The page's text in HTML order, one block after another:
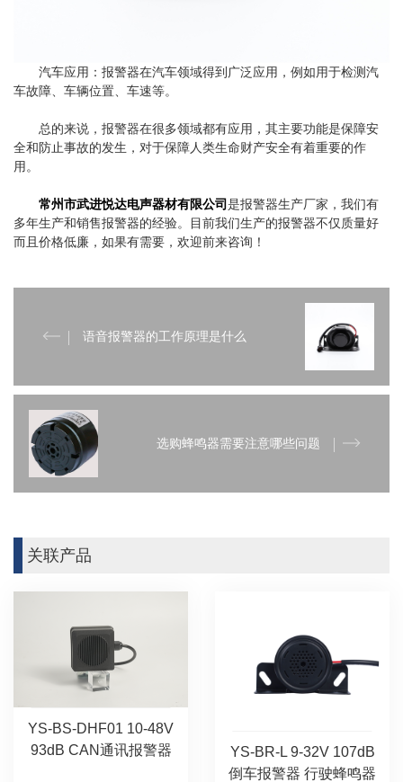
汽车应用：报警器在汽车领域得到广泛应用，例如用于检测汽
车故障、车辆位置、车速等。
总的来说，报警器在很多领域都有应用，其主要功能是保障安
全和防止事故的发生，对于保障人类生命财产安全有着重要的作
用。
常州市武进悦达电声器材有限公司是报警器生产厂家，我们有
多年生产和销售报警器的经验。目前我们生产的报警器不仅质量好
而且价格低廉，如果有需要，欢迎前来咨询！
语音报警器的工作原理是什么
选购蜂鸣器需要注意哪些问题
关联产品
YS-BS-DHF01 10-48V
93dB CAN通讯报警器
YS-BR-L 9-32V 107dB
倒车报警器 行驶蜂鸣器